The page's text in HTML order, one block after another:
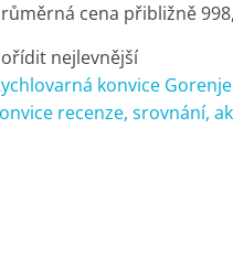
cena přibližně
nejlevnější
konvice
recenze, srovnání,